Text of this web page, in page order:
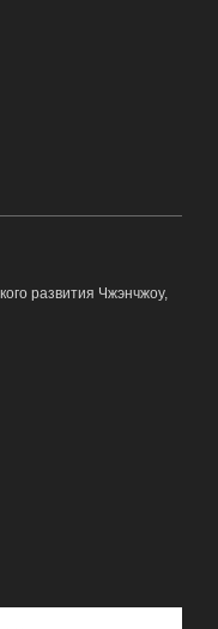
развития Чжэнчжоу,